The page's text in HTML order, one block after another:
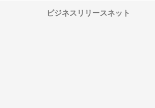
ビジネスリリースネット